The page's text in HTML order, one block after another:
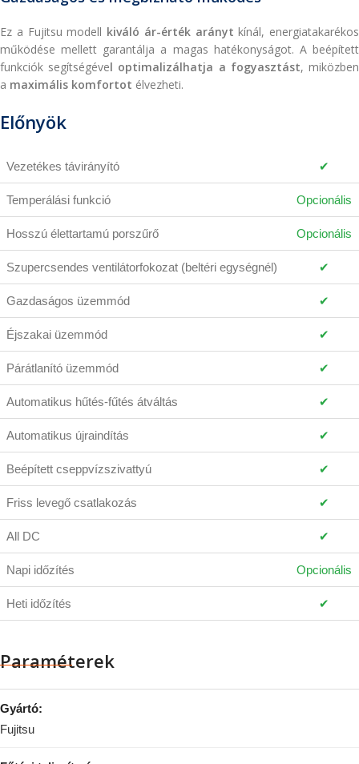
Ez a Fujitsu modell kiváló ár-érték arányt kínál, energiatakarékos
működése mellett garantálja a magas hatékonyságot. A beépített
funkciók segítségével optimalizálhatja a fogyasztást, miközben
a maximális komfortot élvezheti.
Előnyök
Vezetékes távirányító ✔
Temperálási funkció Opcionális
Hosszú élettartamú porszűrő Opcionális
Szupercsendes ventilátorfokozat (beltéri egységnél) ✔
Gazdaságos üzemmód ✔
Éjszakai üzemmód ✔
Párátlanító üzemmód ✔
Automatikus hűtés-fűtés átváltás ✔
Automatikus újraindítás ✔
Beépített cseppvízszivattyú ✔
Friss levegő csatlakozás ✔
All DC ✔
Napi időzítés Opcionális
Heti időzítés ✔
Paraméterek
Gyártó:
Fujitsu